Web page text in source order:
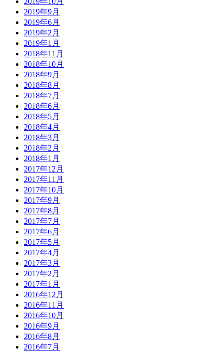
2019年9月
2019年6月
2019年2月
2019年1月
2018年11月
2018年10月
2018年9月
2018年8月
2018年7月
2018年6月
2018年5月
2018年4月
2018年3月
2018年2月
2018年1月
2017年12月
2017年11月
2017年10月
2017年9月
2017年8月
2017年7月
2017年6月
2017年5月
2017年4月
2017年3月
2017年2月
2017年1月
2016年12月
2016年11月
2016年10月
2016年9月
2016年8月
2016年7月